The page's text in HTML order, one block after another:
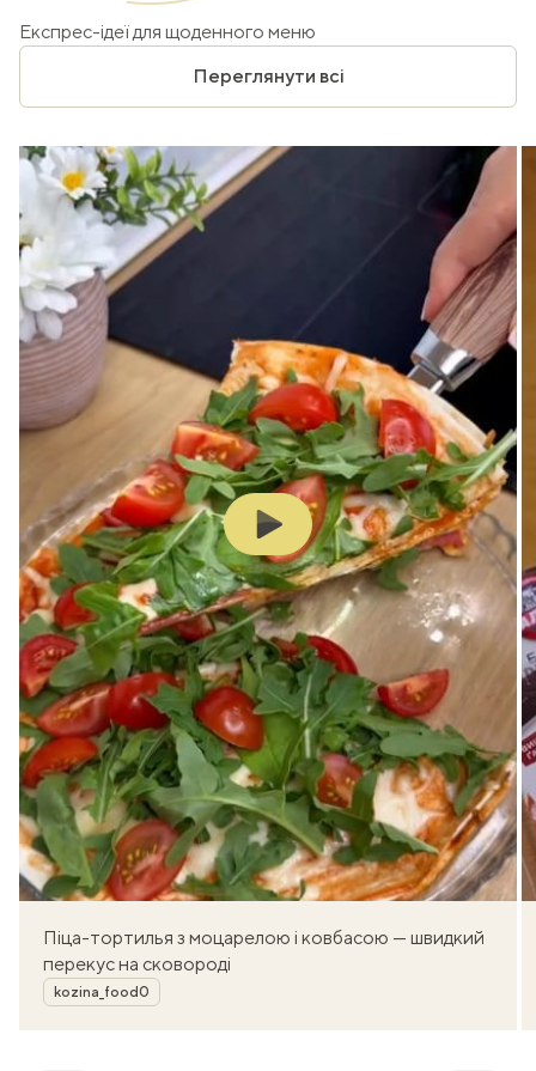
Експрес-ідеї для щоденного меню
Переглянути всі
Play
Піца-тортилья з моцарелою і ковбасою — швидкий
перекус на сковороді
Автор
kozina_food0